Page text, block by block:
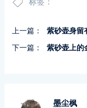
标签：
上一篇：
紫砂壶身留
下一篇：
紫砂壶上的
墨尘枫